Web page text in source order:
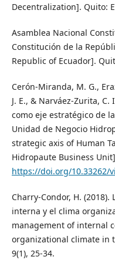
Decentralization]. Quito:
Asamblea Nacional
Constitución de la
Republic of Ecuador].
Cerón-Miranda, M. G.,
J. E., & Narváez-Zurita,
como eje estratégico de
Unidad de Negocio
strategic axis of Human
Hidropaute Business
https://doi.org/10.33262/
Charry-Condor, H.
interna y el clima
management of internal
organizational climate in
9(1), 25-34.